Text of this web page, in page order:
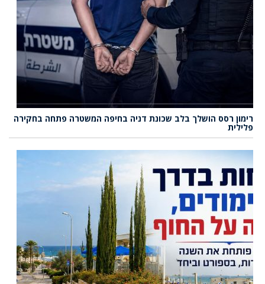
רימון רסס הושלך בלב שכונת דניה בחיפה המשטרה פתחה בחקירה
פלילית